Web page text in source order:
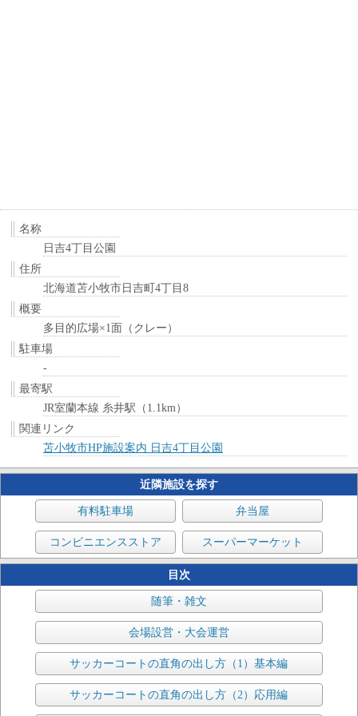
名称
日吉4丁目公園
住所
北海道苫小牧市日吉町4丁目8
概要
多目的広場×1面（クレー）
駐車場
-
最寄駅
JR室蘭本線 糸井駅（1.1km）
関連リンク
苫小牧市HP施設案内 日吉4丁目公園
近隣施設を探す
有料駐車場 弁当屋
コンビニエンスストア スーパーマーケット
目次
随筆・雑文
会場設営・大会運営
サッカーコートの直角の出し方（1）基本編
サッカーコートの直角の出し方（2）応用編